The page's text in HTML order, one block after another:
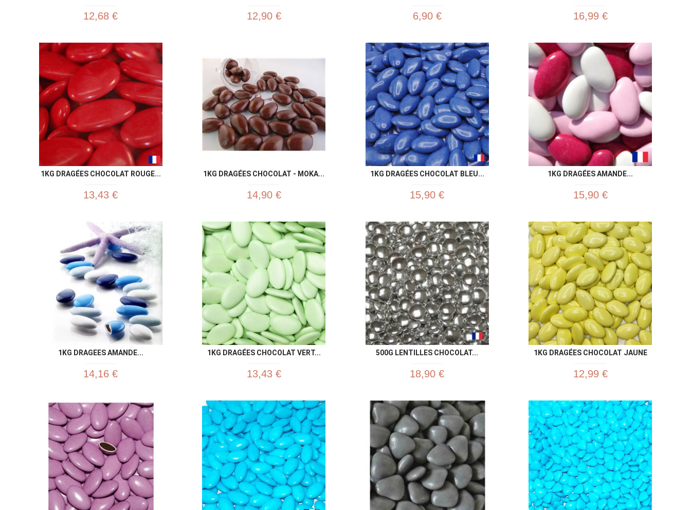
12,68 € 12,90 € 6,90 € 16,99 €
1KG DRAGÉES CHOCOLAT ROUGE...
13,43 €
Aperçu rapide
1KG DRAGÉES CHOCOLAT - MOKA...
14,90 €
Aperçu rapide
1KG DRAGÉES CHOCOLAT BLEU...
15,90 €
 Aperçu rapide
1KG DRAGÉES AMANDE...
15,90 €
1KG DRAGEES AMANDE...
14,16 €
 Aperçu rapide
1KG DRAGÉES CHOCOLAT VERT...
13,43 €
Aperçu rapide
500G LENTILLES CHOCOLAT...
18,90 €
Aperçu rapide
1KG DRAGÉES CHOCOLAT JAUNE
12,99 €
Aperçu rapide Aperçu rapide Aperçu rapide